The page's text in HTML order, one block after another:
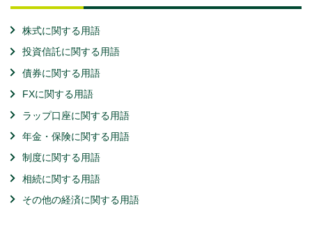
株式に関する用語
投資信託に関する用語
債券に関する用語
FXに関する用語
ラップ口座に関する用語
年金・保険に関する用語
制度に関する用語
相続に関する用語
その他の経済に関する用語